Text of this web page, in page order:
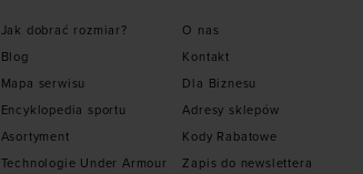
Jak dobrać rozmiar?
Blog
Mapa serwisu
Encyklopedia sportu
Asortyment
Technologie Under Armour
O nas
Kontakt
Dla Biznesu
Adresy sklepów
Kody Rabatowe
Zapis do newslettera